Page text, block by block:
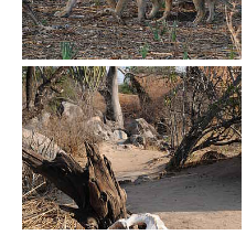
Show larger version